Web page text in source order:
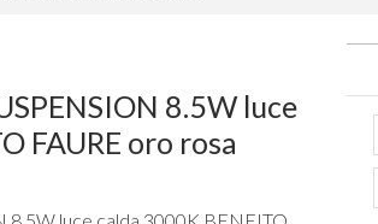
FAURE oro rosa